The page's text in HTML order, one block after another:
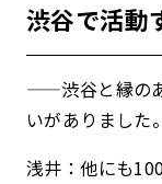
渋谷で活動
——渋谷と縁の
いがありました。
浅井：他にも